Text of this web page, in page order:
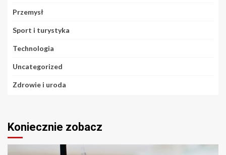
Przemysł
Sport i turystyka
Technologia
Uncategorized
Zdrowie i uroda
Koniecznie zobacz